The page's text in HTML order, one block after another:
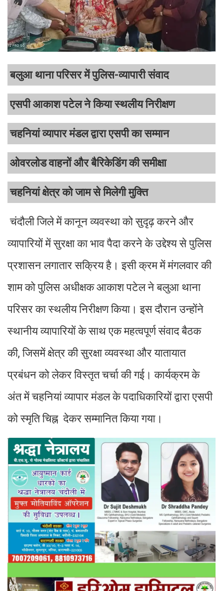
बलुआ थाना परिसर में पुलिस-व्यापारी संवाद
एसपी आकाश पटेल ने किया स्थलीय निरीक्षण
चहनियां व्यापार मंडल द्वारा एसपी का सम्मान
ओवरलोड वाहनों और बैरिकेडिंग की समीक्षा
चहनियां क्षेत्र को जाम से मिलेगी मुक्ति
चंदौली जिले में कानून व्यवस्था को सुदृढ़ करने और
व्यापारियों में सुरक्षा का भाव पैदा करने के उद्देश्य से पुलिस
प्रशासन लगातार सक्रिय है। इसी क्रम में मंगलवार की
शाम को पुलिस अधीक्षक आकाश पटेल ने बलुआ थाना
परिसर का स्थलीय निरीक्षण किया। इस दौरान उन्होंने
स्थानीय व्यापारियों के साथ एक महत्वपूर्ण संवाद बैठक
की, जिसमें क्षेत्र की सुरक्षा व्यवस्था और यातायात
प्रबंधन को लेकर विस्तृत चर्चा की गई। कार्यक्रम के
अंत में चहनियां व्यापार मंडल के पदाधिकारियों द्वारा एसपी
को स्मृति चिह्न देकर सम्मानित किया गया।